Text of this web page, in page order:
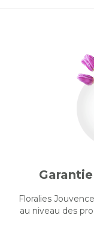
Floralies
au niveau des